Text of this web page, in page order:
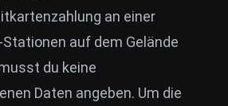
an einer
auf dem Gelände
du keine
Daten angeben. Um die